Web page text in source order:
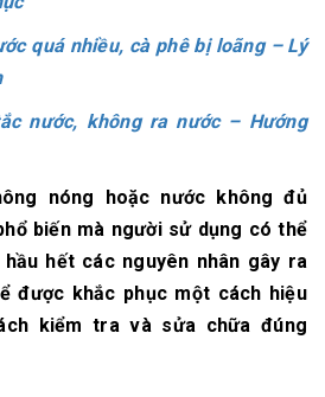
quá nhiều, cà phê bị loãng – Lý
nước, không ra nước – Hướng
nóng hoặc nước không đủ
biến mà người sử dụng có thể
hết các nguyên nhân gây ra
được khắc phục một cách hiệu
kiểm tra và sửa chữa đúng